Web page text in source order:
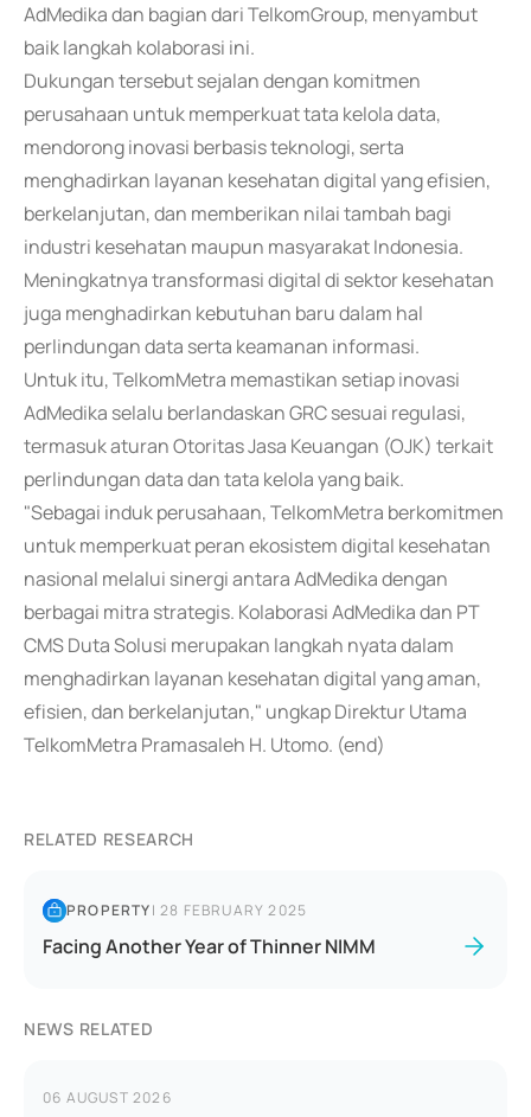
AdMedika dan bagian dari TelkomGroup, menyambut
baik langkah kolaborasi ini.
Dukungan tersebut sejalan dengan komitmen
perusahaan untuk memperkuat tata kelola data,
mendorong inovasi berbasis teknologi, serta
menghadirkan layanan kesehatan digital yang efisien,
berkelanjutan, dan memberikan nilai tambah bagi
industri kesehatan maupun masyarakat Indonesia.
Meningkatnya transformasi digital di sektor kesehatan
juga menghadirkan kebutuhan baru dalam hal
perlindungan data serta keamanan informasi.
Untuk itu, TelkomMetra memastikan setiap inovasi
AdMedika selalu berlandaskan GRC sesuai regulasi,
termasuk aturan Otoritas Jasa Keuangan (OJK) terkait
perlindungan data dan tata kelola yang baik.
"Sebagai induk perusahaan, TelkomMetra berkomitmen
untuk memperkuat peran ekosistem digital kesehatan
nasional melalui sinergi antara AdMedika dengan
berbagai mitra strategis. Kolaborasi AdMedika dan PT
CMS Duta Solusi merupakan langkah nyata dalam
menghadirkan layanan kesehatan digital yang aman,
efisien, dan berkelanjutan," ungkap Direktur Utama
TelkomMetra Pramasaleh H. Utomo. (end)
RELATED RESEARCH
PROPERTY|28 FEBRUARY 2025
Facing Another Year of Thinner NIMM
NEWS RELATED
06 AUGUST 2026